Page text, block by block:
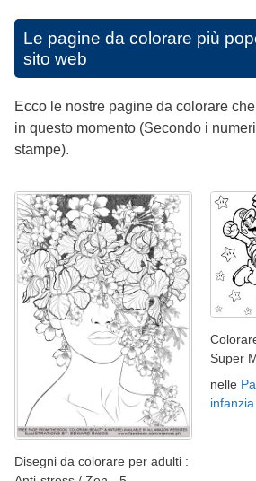
Le pagine da colorare più
sito web
Ecco le nostre pagine da colorare
in questo momento (Secondo i
stampe).
Disegni da colorare per adulti :
Super
nelle